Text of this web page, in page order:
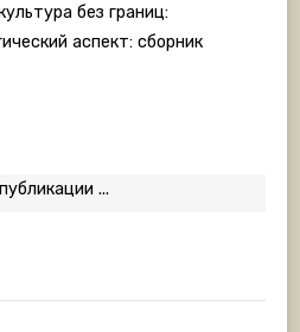
без границ:
аспект: сборник
...